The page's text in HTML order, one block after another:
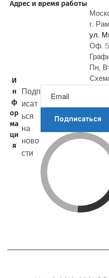
Адрес и время работы
г.
ул.
Оф.
Пн,
И
н
ф
ор
ма
ци
я
Подп
исат
ься
на
ново
сти
Подписаться